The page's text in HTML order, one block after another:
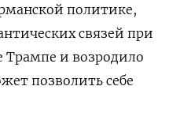
политике,
связей при
Трампе и возродило
позволить себе